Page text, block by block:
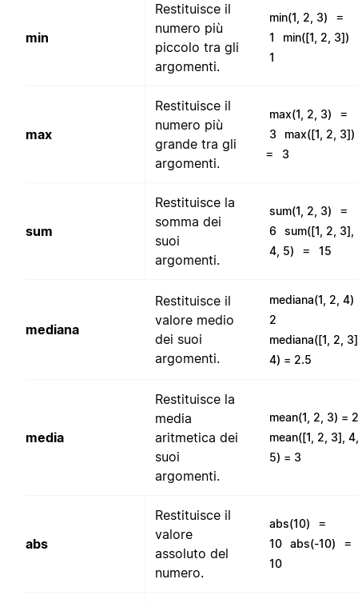
min
Restituisce il
numero più
piccolo tra gli
argomenti.
min(1, 2, 3) =
1 min([1, 2, 3])
1
max
Restituisce il
numero più
grande tra gli
argomenti.
max(1, 2, 3) =
3 max([1, 2, 3])
= 3
sum
Restituisce la
somma dei
suoi
argomenti.
sum(1, 2, 3) =
6
sum([1, 2, 3],
4, 5)
= 15
mediana
Restituisce il
valore medio
dei suoi
argomenti.
mediana(1, 2, 4)
2
mediana([1, 2,
4) = 2.5
media
Restituisce la
media
aritmetica dei
suoi
argomenti.
mean(1, 2, 3) = 2
mean([1, 2, 3], 4,
5) = 3
abs
Restituisce il
valore
assoluto del
numero.
abs(10) =
10 abs(-10) =
10